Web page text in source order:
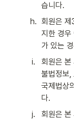
습니다.
h. 회원은 제
지한 경우
가 있는
i.
회원은 본
불법정보,
국제법상
다.
j.
회원은 본